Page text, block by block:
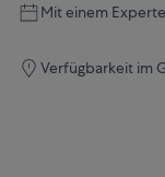
Mit einem
Verfügbarkeit im